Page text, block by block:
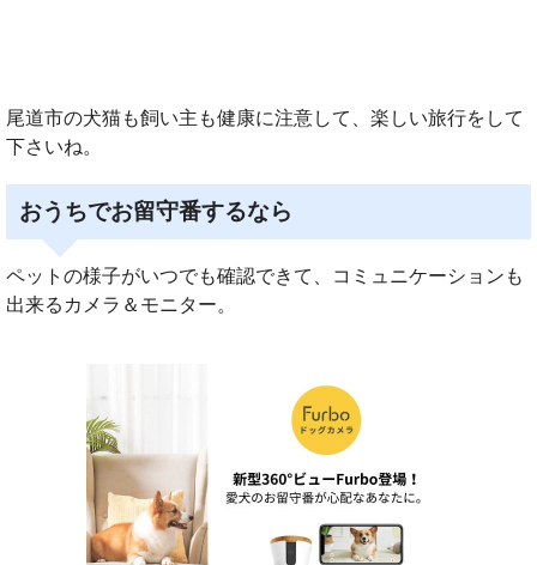
尾道市の犬猫も飼い主も健康に注意して、楽しい旅行をして
下さいね。
おうちでお留守番するなら
ペットの様子がいつでも確認できて、コミュニケーションも
出来るカメラ＆モニター。